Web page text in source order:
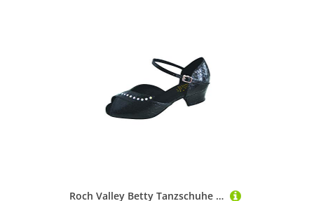
Roch Valley Betty Tanzschuhe 43 Schwarz